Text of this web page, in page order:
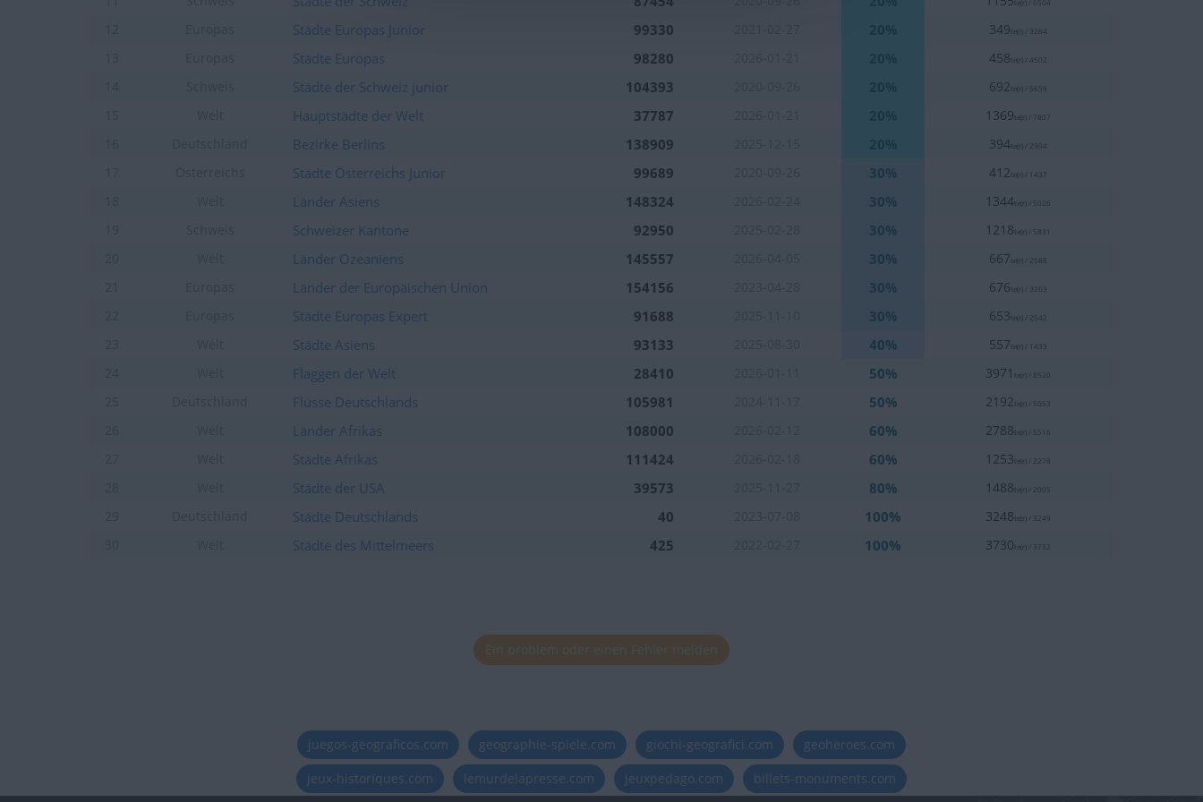
te(r) / 6504
Städte Europas Junior 99330 20% 349te(r) / 3284
Städte Europas 98280 20% 458te(r) / 4502
Städte der Schweiz junior 104393 20% 692te(r) / 5659
Hauptstädte der Welt 37787 20% 1369te(r) / 7807
Bezirke Berlins 138909 20% 394te(r) / 2904
Städte Österreichs Junior 99689 30% 412te(r) / 1437
Länder Asiens 148324 30% 1344te(r) / 5026
Schweizer Kantone 92950 30% 1218te(r) / 5831
Länder Ozeaniens 145557 30% 667te(r) / 2588
Länder der Europäischen Union 154156 30% 676te(r) / 3263
Städte Europas Expert 91688 30% 653te(r) / 2542
Städte Asiens 93133 40% 557te(r) / 1433
Flaggen der Welt 28410 50% 3971 te(r) / 8520
Flüsse Deutschlands 105981 50% 2192te(r) / 5053
Länder Afrikas 108000 60% 2788te(r) / 5516
Städte Afrikas 111424 60% 1253te(r) / 2278
Städte der USA 39573 80% 1488te(r) / 2005
Städte Deutschlands 40 100% 3248te(r) / 3249
Städte des Mittelmeers 425 100% 3730te(r) / 3732
Ein problem oder einen Fehler melden
juegos-geograficos.com geographie-spiele.com giochi-geografici.com
geoheroes.com
jeux-historiques.com
lemurdelapresse.com jeuxpedago.com billets-monuments.com